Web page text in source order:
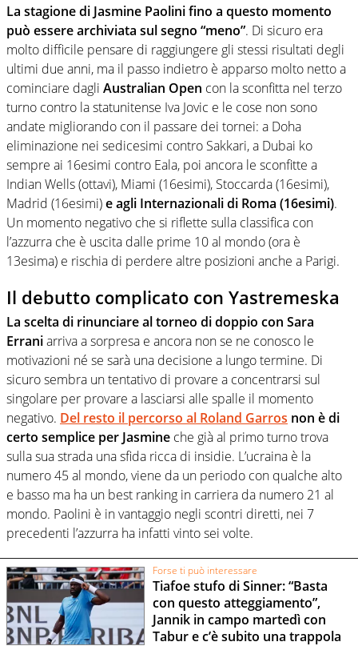
La stagione di Jasmine Paolini fino a questo momento
può essere archiviata sul segno “meno”. Di sicuro era
molto difficile pensare di raggiungere gli stessi risultati degli
ultimi due anni, ma il passo indietro è apparso molto netto a
cominciare dagli Australian Open con la sconfitta nel terzo
turno contro la statunitense Iva Jovic e le cose non sono
andate migliorando con il passare dei tornei: a Doha
eliminazione nei sedicesimi contro Sakkari, a Dubai ko
sempre ai 16esimi contro Eala, poi ancora le sconfitte a
Indian Wells (ottavi), Miami (16esimi), Stoccarda (16esimi),
Madrid (16esimi)e agli Internazionali di Roma (16esimi).
Un momento negativo che si riflette sulla classifica con
l’azzurra che è uscita dalle prime 10 al mondo (ora è
13esima) e rischia di perdere altre posizioni anche a Parigi.
Il debutto complicato con Yastremeska
La scelta di rinunciare al torneo di doppio con Sara
Erraniarriva a sorpresa e ancora non se ne conosco le
motivazioni né se sarà una decisione a lungo termine. Di
sicuro sembra un tentativo di provare a concentrarsi sul
singolare per provare a lasciarsi alle spalle il momento
negativo. Del resto il percorso al Roland Garros non è di
certo semplice per Jasmine che già al primo turno trova
sulla sua strada una sfida ricca di insidie. L’ucraina è la
numero 45 al mondo, viene da un periodo con qualche alto
e basso ma ha un best ranking in carriera da numero 21 al
mondo. Paolini è in vantaggio negli scontri diretti, nei 7
precedenti l’azzurra ha infatti vinto sei volte.
Forse ti può interessare
Tiafoe stufo di Sinner: “Basta
con questo atteggiamento”,
Jannik in campo martedì con
Tabur e c’è subito una trappola